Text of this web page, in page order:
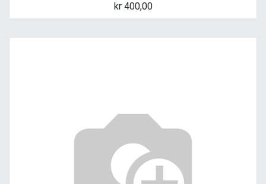
kr 400,00